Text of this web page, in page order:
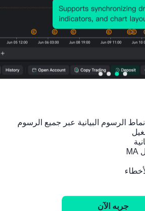
جربه الآن